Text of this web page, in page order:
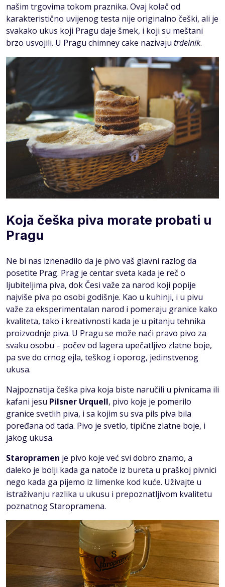
našim trgovima tokom praznika. Ovaj kolač od
karakteristično uvijenog testa nije originalno češki, ali je
svakako ukus koji Pragu daje šmek, i koji su meštani
brzo usvojili. U Pragu chimney cake nazivaju trdelnik.
Koja češka piva morate probati u
Pragu
Ne bi nas iznenadilo da je pivo vaš glavni razlog da
posetite Prag. Prag je centar sveta kada je reč o
ljubiteljima piva, dok Česi važe za narod koji popije
najviše piva po osobi godišnje. Kao u kuhinji, i u pivu
važe za eksperimentalan narod i pomeraju granice kako
kvaliteta, tako i kreativnosti kada je u pitanju tehnika
proizvodnje piva. U Pragu se može naći pravo pivo za
svaku osobu – počev od lagera upečatljivo zlatne boje,
pa sve do crnog ejla, teškog i oporog, jedinstvenog
ukusa.
Najpoznatija češka piva koja biste naručili u pivnicama ili
kafani jesu Pilsner Urquell, pivo koje je pomerilo
granice svetlih piva, i sa kojim su sva pils piva bila
poređana od tada. Pivo je svetlo, tipične zlatne boje, i
jakog ukusa.
Staropramen je pivo koje već svi dobro znamo, a
daleko je bolji kada ga natoče iz bureta u praškoj pivnici
nego kada ga pijemo iz limenke kod kuće. Uživajte u
istraživanju razlika u ukusu i prepoznatljivom kvalitetu
poznatnog Staropramena.